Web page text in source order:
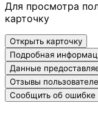
Для просмотра
карточку
Открыть карточку
Подробная
Данные
Отзывы
Сообщить об ошибке